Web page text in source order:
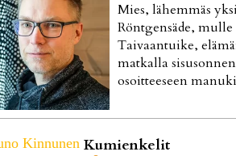
Mies, lähemmäs
Röntgensäde,
Taivaantuike,
matkalla
osoitteeseen
Kinnunen Kumienkelit